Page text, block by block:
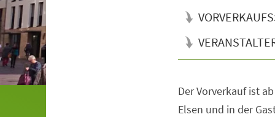
Der Vorverkauf ist
Elsen und in der